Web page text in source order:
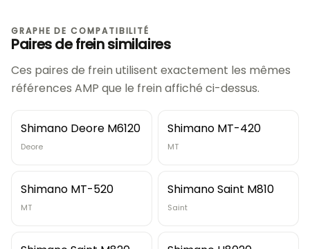
GRAPHE DE COMPATIBILITÉ
Paires de frein similaires
Ces paires de frein utilisent exactement les mêmes
références AMP que le frein affiché ci-dessus.
Shimano Deore M6120
Deore
Shimano MT-420
MT
Shimano MT-520
MT
Shimano Saint M810
Saint